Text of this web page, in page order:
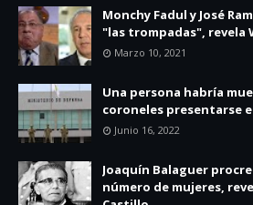
Monchy Fadul y José
"las trompadas", revela
Marzo 10, 2021
Una persona habría
coroneles presentarse
Junio 16, 2022
Joaquín Balaguer
número de mujeres,